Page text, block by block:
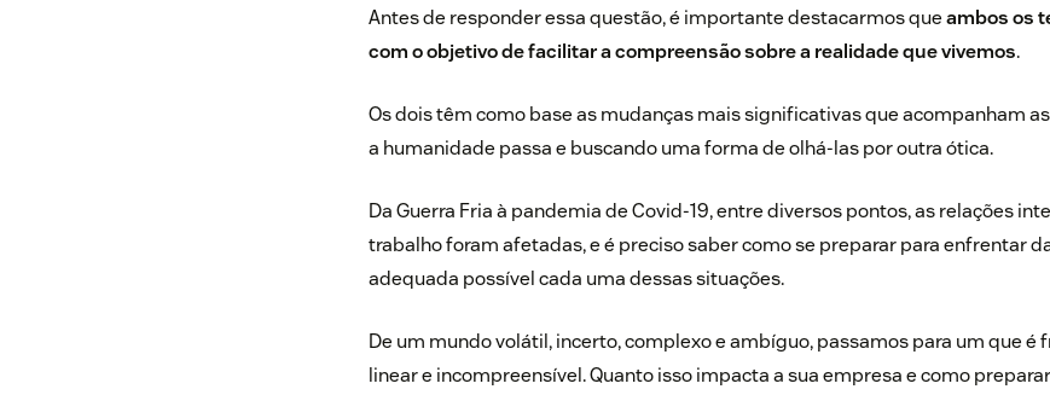
Antes de responder essa questão, é importante destacarmos queambos os
com o objetivo de facilitar a compreensão sobre a realidade que vivemos.
Os dois têm como base as mudanças mais significativas que acompanham
a humanidade passa e buscando uma forma de olhá-las por outra ótica.
Da Guerra Fria à pandemia de Covid-19, entre diversos pontos, as relações
trabalho foram afetadas, e é preciso saber como se preparar para enfrentar
adequada possível cada uma dessas situações.
De um mundo volátil, incerto, complexo e ambíguo, passamos para um que é
linear e incompreensível. Quanto isso impacta a sua empresa e como